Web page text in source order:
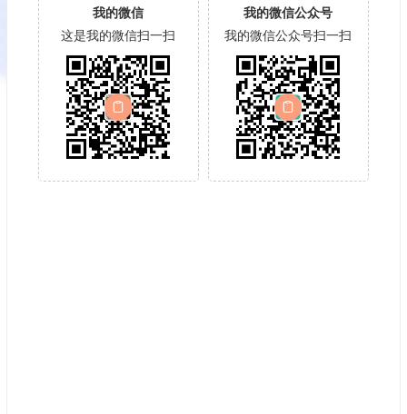
我的微信
这是我的微信扫一扫
我的微信公众号
我的微信公众号扫一扫